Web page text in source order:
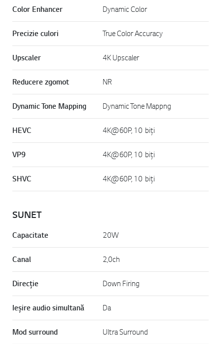
Color Enhancer Dynamic Color
Precizie culori True Color Accuracy
Upscaler 4K Upscaler
Reducere zgomot NR
Dynamic Tone Mapping Dynamic Tone Mappng
HEVC 4K@60P, 10 biți
VP9 4K@60P, 10 biți
SHVC 4K@60P, 10 biți
SUNET
Capacitate 20W
Canal 2,0ch
Direcție Down Firing
Ieșire audio simultană Da
Mod surround Ultra Surround